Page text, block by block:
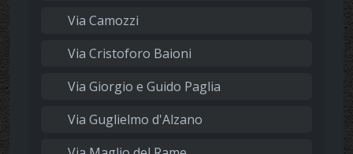
Via Camozzi
Via Cristoforo Baioni
Via Giorgio e Guido Paglia
Via Guglielmo d'Alzano